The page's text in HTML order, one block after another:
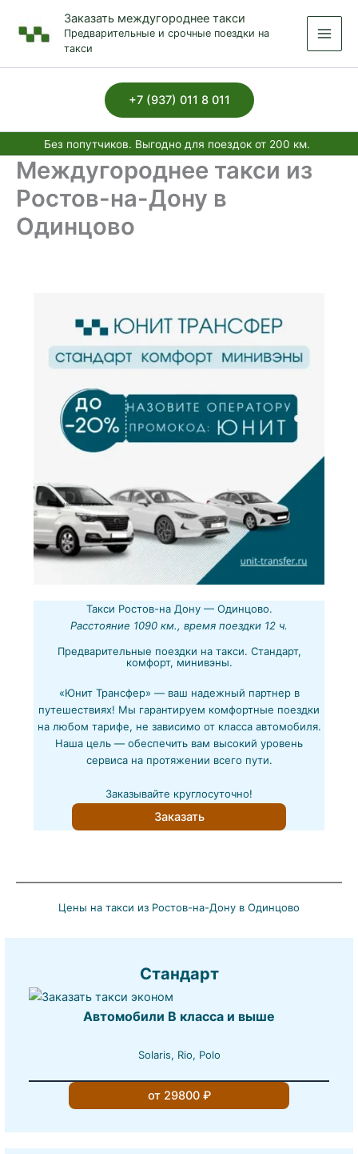
содержимому
Заказать междугороднее такси
Предварительные и срочные поездки на
такси
+7 (937) 011 8 011
Без попутчиков. Выгодно для поездок от 200 км.
Междугороднее такси из
Ростов-на-Дону в
Одинцово
Такси Ростов-на Дону — Одинцово.
Расстояние 1090 км., время поездки 12 ч.
Предварительные поездки на такси. Стандарт,
комфорт, минивэны.
«Юнит Трансфер» — ваш надежный партнер в
путешествиях! Мы гарантируем комфортные поездки
на любом тарифе, не зависимо от класса автомобиля.
Наша цель — обеспечить вам высокий уровень
сервиса на протяжении всего пути.
Заказывайте круглосуточно!
Заказать
Цены на такси из Ростов-на-Дону в Одинцово
Стандарт
Автомобили B класса и выше
Solaris, Rio, Polo
от 29800 ₽